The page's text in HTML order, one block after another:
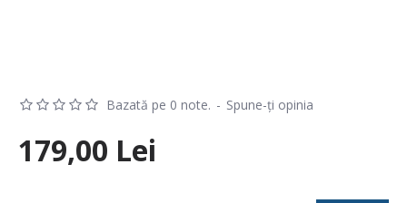
Bazată pe 0 note. - Spune-ţi opinia
179,00 Lei